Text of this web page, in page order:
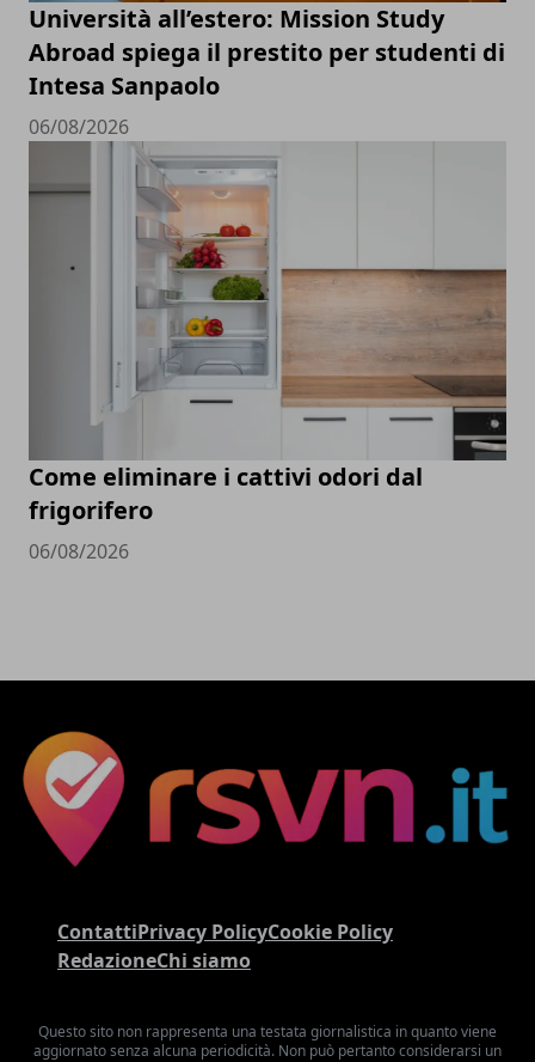
Università all’estero: Mission Study
Abroad spiega il prestito per studenti di
Intesa Sanpaolo
06/08/2026
Come eliminare i cattivi odori dal
frigorifero
06/08/2026
ContattiPrivacy PolicyCookie Policy
RedazioneChi siamo
Questo sito non rappresenta una testata giornalistica in quanto viene
aggiornato senza alcuna periodicità. Non può pertanto considerarsi un